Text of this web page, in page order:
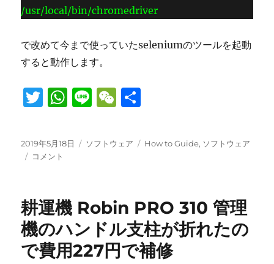
/usr/local/bin/chromedriver
で改めて今まで使っていたseleniumのツールを起動
すると動作します。
T
it
te
W
at
s
p
p
Li
e
W
C
投
稿
2019年5月18日
カ
ソフトウェア
タ
How to Guide, ソフトウェア
Google
し
て
74
に
な
コメント
耕運機 Robin PRO 310 管理
機のハンドル支柱が折れたの
で費用227円で補修